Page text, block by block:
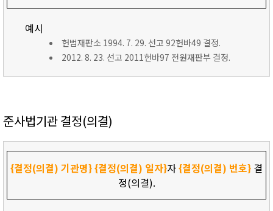
예시
헌법재판소 1994. 7. 29. 선고 92헌바49 결정.
2012. 8. 23. 선고 2011헌바97 전원재판부 결정.
준사법기관 결정(의결)
{결정(의결) 기관명}{결정(의결) 일자}자{결정(의결) 번호} 결
정(의결).